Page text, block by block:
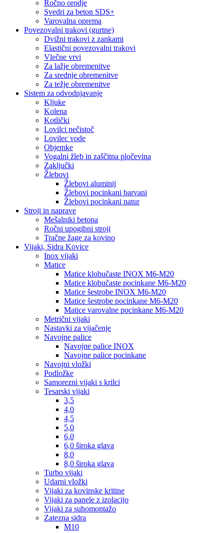
Ročno orodje
Svedri za beton SDS+
Varovalna oprema
Povezovalni trakovi (gurtne)
Dvižni trakovi z zankami
Elastični povezovalni trakovi
Vlečne vrvi
Za lažje obremenitve
Za srednje obremenitve
Za težje obremenitve
Sistem za odvodnjavanje
Kljuke
Kolena
Kotlički
Lovilci nečistoč
Lovilec vode
Objemke
Vogalni žleb in zaščitna pločevina
Zaključki
Žlebovi
Žlebovi aluminij
Žlebovi pocinkani barvani
Žlebovi pocinkani natur
Stroji in naprave
Mešalniki betona
Ročni upogibni stroji
Tračne žage za kovino
Vijaki, Sidra Kovice
Inox vijaki
Matice
Matice klobučaste INOX M6-M20
Matice klobučaste pocinkane M6-M20
Matice šestrobe INOX M6-M20
Matice šestrobe pocinkane M6-M20
Matice varovalne pocinkane M6-M20
Metrični vijaki
Nastavki za vijačenje
Navojne palice
Navojne palice INOX
Navojne palice pocinkane
Navojni vložki
Podložke
Samorezni vijaki s krilci
Tesarski vijaki
3,5
4,0
4,5
5,0
6,0
6,0 široka glava
8,0
8,0 široka glava
Turbo vijaki
Udarni vložki
Vijaki za kovinske kritine
Vijaki za panele z izolacijo
Vijaki za suhomontažo
Zatezna sidra
M10